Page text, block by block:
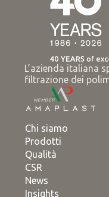
L’azienda italiana
filtrazione dei
Chi siamo
Prodotti
Qualità
CSR
News
Insights